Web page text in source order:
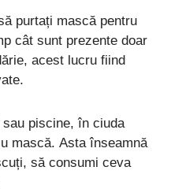
purtați mască pentru
cât sunt prezente doar
acest lucru fiind
sau piscine, în ciuda
mască. Asta înseamnă
să consumi ceva